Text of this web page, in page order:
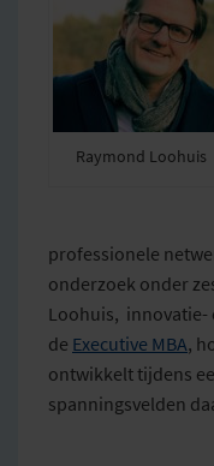
Raymond Loohuis
professionele
onderzoek onder
Loohuis, innovatie-
de Executive MBA,
ontwikkelt tijdens
spanningsvelden